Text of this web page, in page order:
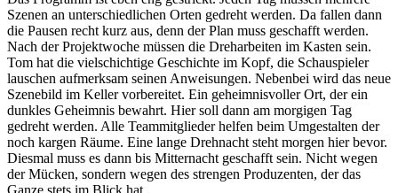
Szenen an unterschiedlichen Orten gedreht werden. Da fallen dann
die Pausen recht kurz aus, denn der Plan muss geschafft werden.
Nach der Projektwoche müssen die Dreharbeiten im Kasten sein.
Tom hat die vielschichtige Geschichte im Kopf, die Schauspieler
lauschen aufmerksam seinen Anweisungen. Nebenbei wird das neue
Szenebild im Keller vorbereitet. Ein geheimnisvoller Ort, der ein
dunkles Geheimnis bewahrt. Hier soll dann am morgigen Tag
gedreht werden. Alle Teammitglieder helfen beim Umgestalten der
noch kargen Räume. Eine lange Drehnacht steht morgen hier bevor.
Diesmal muss es dann bis Mitternacht geschafft sein. Nicht wegen
der Mücken, sondern wegen des strengen Produzenten, der das
Ganze stets im Blick hat.